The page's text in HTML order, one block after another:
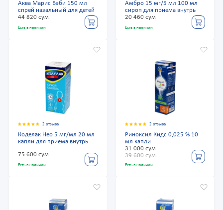
Аква Марис Бэби 150 мл
спрей назальный для детей
44 820 сум
Есть в наличии
Амбро 15 мг/5 мл 100 мл
сироп для приема внутрь
20 460 сум
Есть в наличии
2 отзыва
Коделак Нео 5 мг/мл 20 мл
капли для приема внутрь
75 600 сум
Есть в наличии
2 отзыва
Риноксил Кидс 0,025 % 10
мл капли
31 000 сум
39 600 сум
Есть в наличии